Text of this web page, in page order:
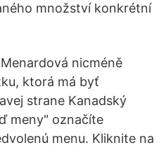
množství konkrétní
nicméně
ktorá má byť
strane Kanadský
meny" označíte
menu. Kliknite na